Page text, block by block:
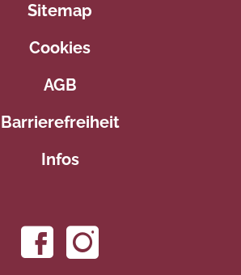
Sitemap
Cookies
AGB
Barrierefreiheit
Infos